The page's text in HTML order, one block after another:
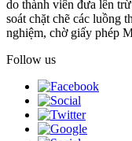
do thành viên đưa lên
soát chặt chẽ các luồng
nghiệm, chờ giấy phép
Follow us